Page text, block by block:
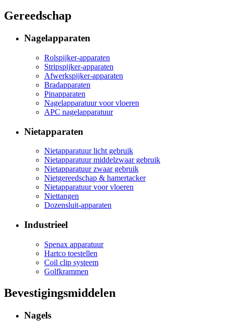
Gereedschap
Nagelapparaten
Rolspijker-apparaten
Stripspijker-apparaten
Afwerkspijker-apparaten
Bradapparaten
Pinapparaten
Nagelapparatuur voor vloeren
APC nagelapparatuur
Nietapparaten
Nietapparatuur licht gebruik
Nietapparatuur middelzwaar gebruik
Nietapparatuur zwaar gebruik
Nietgereedschap & hamertacker
Nietapparatuur voor vloeren
Niettangen
Dozensluit-apparaten
Industrieel
Spenax apparatuur
Hartco toestellen
Coil clip systeem
Golfkrammen
Bevestigingsmiddelen
Nagels